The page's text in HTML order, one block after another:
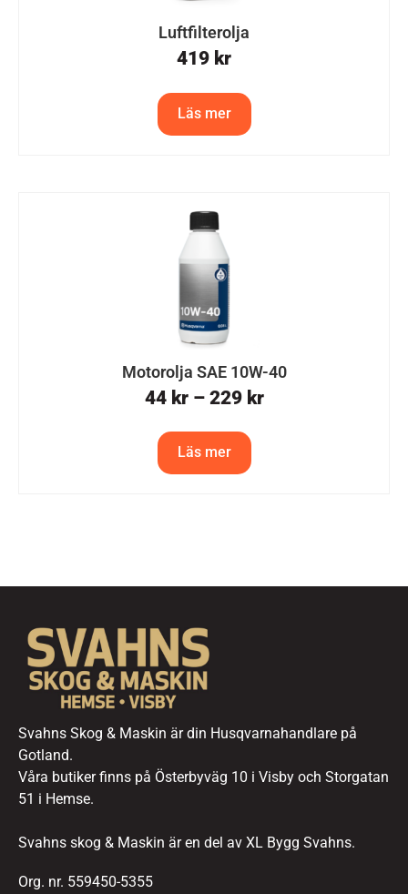
Luftfilterolja
419 kr
Läs mer
Motorolja SAE 10W-40
44 kr – 229 kr
Läs mer
Svahns Skog & Maskin är din Husqvarnahandlare på
Gotland.
Våra butiker finns på Österbyväg 10 i Visby och Storgatan
51 i Hemse.
Svahns skog & Maskin är en del av XL Bygg Svahns.
Org. nr. 559450-5355